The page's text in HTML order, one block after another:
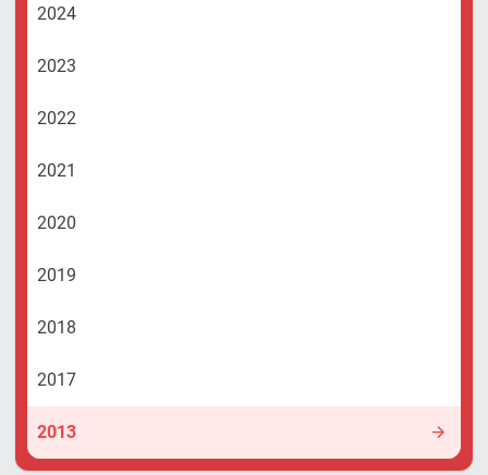
2024
2023
2022
2021
2020
2019
2018
2017
2013